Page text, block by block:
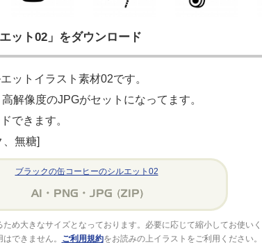
ット02」をダウンロード
ットイラスト素材02です。
解像度のJPGがセットになってます。
できます。
、無糖]
ブラックの缶コーヒーのシルエット02
め大きなサイズとなっております。必要に応じて縮小してお使いく
できません。
ご利用規約をお読みの上イラストをご利用ください。